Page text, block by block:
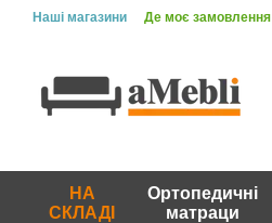
Перейти до основного контенту
Наші магазини Де моє замовлення
НА
СКЛАДІ
Ортопедичні
матраци